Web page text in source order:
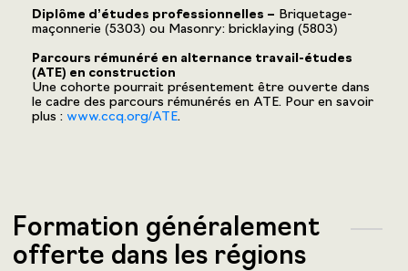
Diplôme d’études professionnelles – Briquetage-
maçonnerie (5303) ou Masonry: bricklaying (5803)
Parcours rémunéré en alternance travail-études
(ATE) en construction
Une cohorte pourrait présentement être ouverte dans
le cadre des parcours rémunérés en ATE. Pour en savoir
plus : www.ccq.org/ATE.
Formation généralement
offerte dans les régions